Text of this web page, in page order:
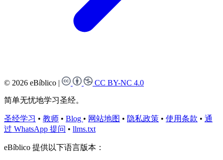
© 2026 eBíblico | CC BY-NC 4.0
简单无忧地学习圣经。
圣经学习 • 教师 • Blog • 网站地图 • 隐私政策 • 使用条款 • 通
过 WhatsApp 提问 • llms.txt
eBíblico 提供以下语言版本：